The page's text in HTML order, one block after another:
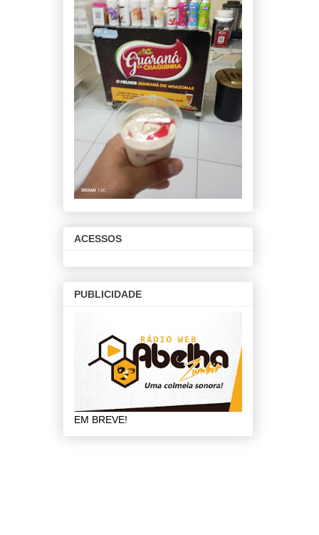
ACESSOS
PUBLICIDADE
EM BREVE!